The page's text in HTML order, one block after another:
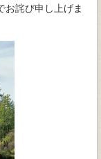
お詫び申し上げま